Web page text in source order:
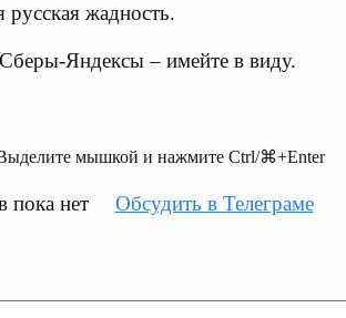
жадность.
Яндексы – имейте в виду.
мышкой и нажмите Ctrl/⌘+Enter
пока нет Обсудить в Телеграме